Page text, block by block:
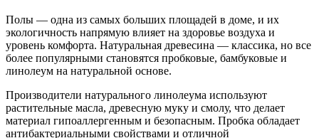
Полы — одна из самых больших площадей в доме, и их
экологичность напрямую влияет на здоровье воздуха и
уровень комфорта. Натуральная древесина — классика, но все
более популярными становятся пробковые, бамбуковые и
линолеум на натуральной основе.
Производители натурального линолеума используют
растительные масла, древесную муку и смолу, что делает
материал гипоаллергенным и безопасным. Пробка обладает
антибактериальными свойствами и отличной